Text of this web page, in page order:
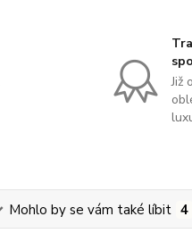
Již
Mohlo by se vám také líbit 4